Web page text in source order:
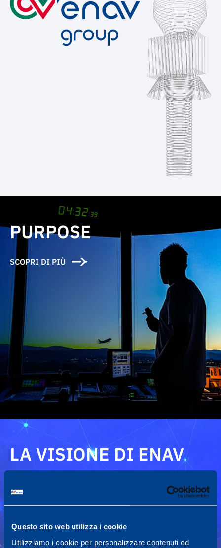
Questo sito web utilizza i cookie
Utilizziamo i cookie per personalizzare contenuti ed
PURPOSE
SCOPRI DI PIÙ
LA VISIONE DI ENAV